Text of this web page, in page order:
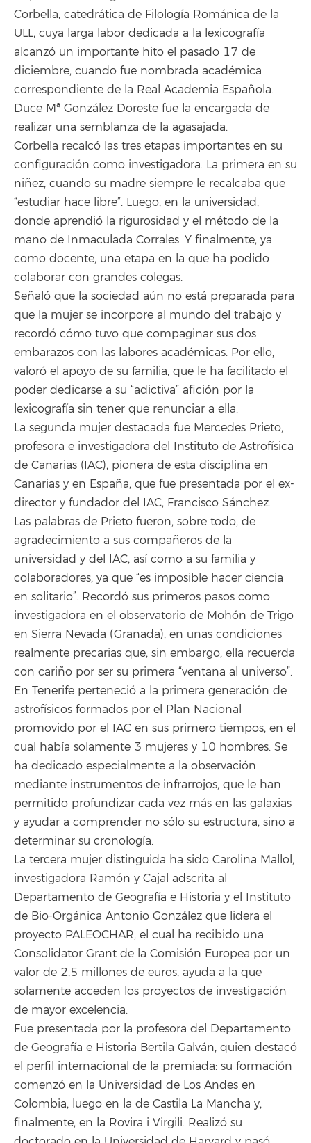
Corbella, catedrática de Filología Románica de la
ULL, cuya larga labor dedicada a la lexicografía
alcanzó un importante hito el pasado 17 de
diciembre, cuando fue nombrada académica
correspondiente de la Real Academia Española.
Duce Mª González Doreste fue la encargada de
realizar una semblanza de la agasajada.
Corbella recalcó las tres etapas importantes en su
configuración como investigadora. La primera en su
niñez, cuando su madre siempre le recalcaba que
“estudiar hace libre”. Luego, en la universidad,
donde aprendió la rigurosidad y el método de la
mano de Inmaculada Corrales. Y finalmente, ya
como docente, una etapa en la que ha podido
colaborar con grandes colegas.
Señaló que la sociedad aún no está preparada para
que la mujer se incorpore al mundo del trabajo y
recordó cómo tuvo que compaginar sus dos
embarazos con las labores académicas. Por ello,
valoró el apoyo de su familia, que le ha facilitado el
poder dedicarse a su “adictiva” afición por la
lexicografía sin tener que renunciar a ella.
La segunda mujer destacada fue Mercedes Prieto,
profesora e investigadora del Instituto de Astrofísica
de Canarias (IAC), pionera de esta disciplina en
Canarias y en España, que fue presentada por el ex-
director y fundador del IAC, Francisco Sánchez.
Las palabras de Prieto fueron, sobre todo, de
agradecimiento a sus compañeros de la
universidad y del IAC, así como a su familia y
colaboradores, ya que “es imposible hacer ciencia
en solitario”. Recordó sus primeros pasos como
investigadora en el observatorio de Mohón de Trigo
en Sierra Nevada (Granada), en unas condiciones
realmente precarias que, sin embargo, ella recuerda
con cariño por ser su primera “ventana al universo”.
En Tenerife perteneció a la primera generación de
astrofísicos formados por el Plan Nacional
promovido por el IAC en sus primero tiempos, en el
cual había solamente 3 mujeres y 10 hombres. Se
ha dedicado especialmente a la observación
mediante instrumentos de infrarrojos, que le han
permitido profundizar cada vez más en las galaxias
y ayudar a comprender no sólo su estructura, sino a
determinar su cronología.
La tercera mujer distinguida ha sido Carolina Mallol,
investigadora Ramón y Cajal adscrita al
Departamento de Geografía e Historia y el Instituto
de Bio-Orgánica Antonio González que lidera el
proyecto PALEOCHAR, el cual ha recibido una
Consolidator Grant de la Comisión Europea por un
valor de 2,5 millones de euros, ayuda a la que
solamente acceden los proyectos de investigación
de mayor excelencia.
Fue presentada por la profesora del Departamento
de Geografía e Historia Bertila Galván, quien destacó
el perfil internacional de la premiada: su formación
comenzó en la Universidad de Los Andes en
Colombia, luego en la de Castila La Mancha y,
finalmente, en la Rovira i Virgili. Realizó su